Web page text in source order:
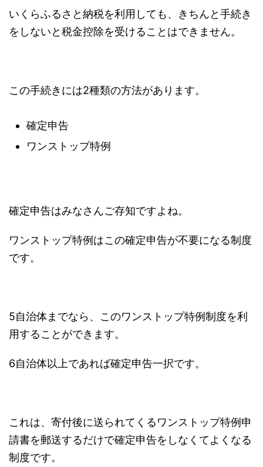
いくらふるさと納税を利用しても、きちんと手続き
をしないと税金控除を受けることはできません。
この手続きには2種類の方法があります。
確定申告
ワンストップ特例
確定申告はみなさんご存知ですよね。
ワンストップ特例はこの確定申告が不要になる制度
です。
5自治体までなら、このワンストップ特例制度を利
用することができます。
6自治体以上であれば確定申告一択です。
これは、寄付後に送られてくるワンストップ特例申
請書を郵送するだけで確定申告をしなくてよくなる
制度です。